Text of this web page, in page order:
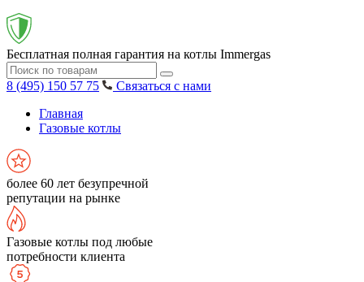
Бесплатная полная гарантия на котлы Immergas
8 (495) 150 57 75
Связаться с нами
Главная
Газовые котлы
более 60 лет безупречной
репутации на рынке
Газовые котлы под любые
потребности клиента